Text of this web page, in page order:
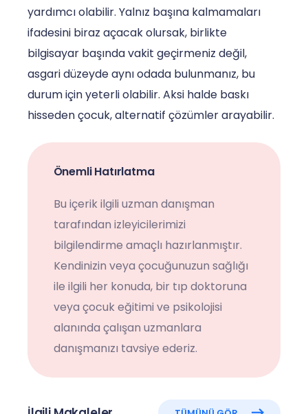
yardımcı olabilir. Yalnız başına kalmamaları
ifadesini biraz açacak olursak, birlikte
bilgisayar başında vakit geçirmeniz değil,
asgari düzeyde aynı odada bulunmanız, bu
durum için yeterli olabilir. Aksi halde baskı
hisseden çocuk, alternatif çözümler arayabilir.
Önemli Hatırlatma
Bu içerik ilgili uzman danışman
tarafından izleyicilerimizi
bilgilendirme amaçlı hazırlanmıştır.
Kendinizin veya çocuğunuzun sağlığı
ile ilgili her konuda, bir tıp doktoruna
veya çocuk eğitimi ve psikolojisi
alanında çalışan uzmanlara
danışmanızı tavsiye ederiz.